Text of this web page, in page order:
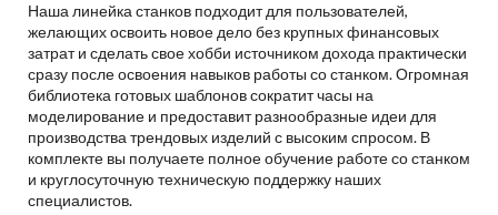
Наша линейка станков подходит для пользователей,
желающих освоить новое дело без крупных финансовых
затрат и сделать свое хобби источником дохода практически
сразу после освоения навыков работы со станком. Огромная
библиотека готовых шаблонов сократит часы на
моделирование и предоставит разнообразные идеи для
производства трендовых изделий с высоким спросом. В
комплекте вы получаете полное обучение работе со станком
и круглосуточную техническую поддержку наших
специалистов.